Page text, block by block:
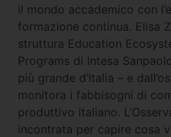
il mondo accademico con
formazione continua. Elisa
struttura Education
Programs di Intesa
più grande d’Italia – e
monitora i fabbisogni di
produttivo italiano.
incontrata per capire cosa